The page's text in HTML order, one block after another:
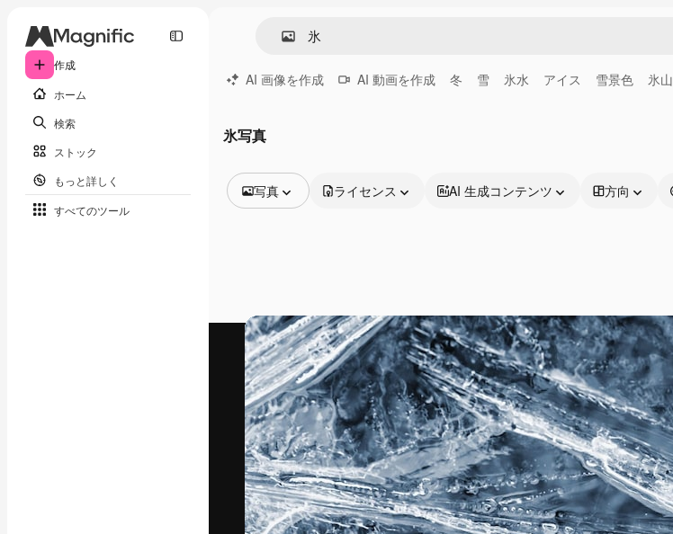
作成
ホーム
検索
ストック
もっと詳しく
すべてのツール
AI 画像を作成 AI 動画を作成 冬 雪 氷水 アイス 雪景色 氷山
氷写真
写真
動画
映像素材
モーショングラフィックス
動画テンプレート
アイコン
3D モデル
フォント
ライセンス AI 生成コンテンツ 方向
最高のクリエイティブ制作を導くためのプラ
ットフォーム。クリエイター、企業、代理
店、スタジオを含む100万人以上が利用して
います。
日本語
製品
Spaces
AI アシスタント
AI 画像生成ツール
AI 動画生成ツール
AI 音声合成ツール